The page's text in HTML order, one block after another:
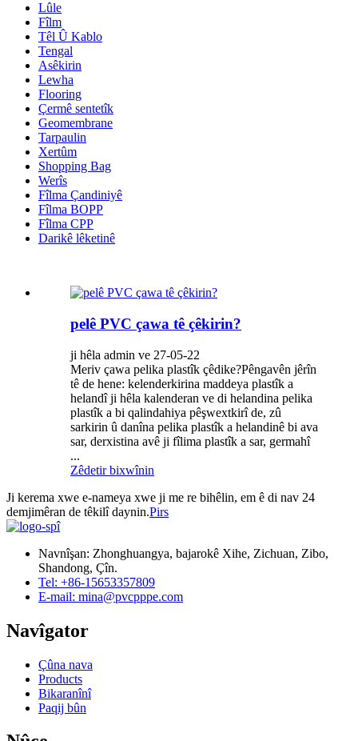
Lûle
Fîlm
Têl Û Kablo
Tengal
Asêkirin
Lewha
Flooring
Çermê sentetîk
Geomembrane
Tarpaulin
Xertûm
Shopping Bag
Werîs
Fîlma Çandiniyê
Fîlma BOPP
Fîlma CPP
Darikê lêketinê
pelê PVC çawa tê çêkirin?
ji hêla admin ve 27-05-22
Meriv çawa pelika plastîk çêdike?Pêngavên jêrîn
tê de hene: kelenderkirina maddeya plastîk a
helandî ji hêla kalenderan ve di helandina pelika
plastîk a bi qalindahiya pêşwextkirî de, zû
sarkirin û danîna pelika plastîk a helandinê bi ava
sar, derxistina avê ji fîlima plastîk a sar, germahî
...
Zêdetir bixwînin
Ji kerema xwe e-nameya xwe ji me re bihêlin, em ê di nav 24
demjimêran de têkilî daynin.Pirs
Navnîşan: Zhonghuangya, bajarokê Xihe, Zichuan, Zibo,
Shandong, Çîn.
Tel: +86-15653357809
E-mail: mina@pvcpppe.com
Navîgator
Çûna nava
Products
Bikaranînî
Paqij bûn